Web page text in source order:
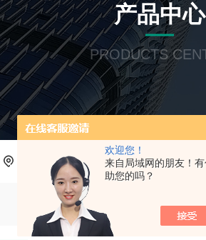
欢迎您！
来自局域网的朋友！
助您的吗？
产品中心
PRODUCTS
当前位置：首页 产品中心